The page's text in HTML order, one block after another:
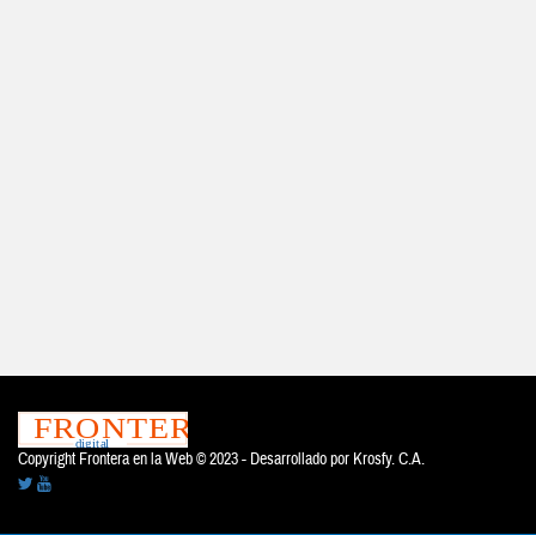
Copyright Frontera en la Web © 2023 - Desarrollado por Krosfy. C.A.